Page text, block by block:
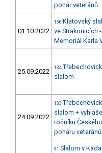
pohár veteránů
01.10.2022
136 Klatovský
ve Strakonicích -
Memoriál Karla
25.09.2022 134
slalom
24.09.2022
133
slalom +
ročníku Českého
poháru veteránů
91 Slalom v